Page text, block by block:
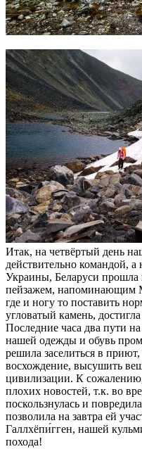
Итак, на четвёртый день
действительно командой,
Украины, Беларуси прошла
пейзажем, напоминающим
где и ногу то поставить
угловатый камень,
Последние часа два пути
нашей одежды и обувь
решила заселиться в
восхождение, высушить
цивилизации. К
плохих новостей, т.к. во
поскользнулась и
позволила на завтра ей
Галлхёпи́гген, нашей
похода!